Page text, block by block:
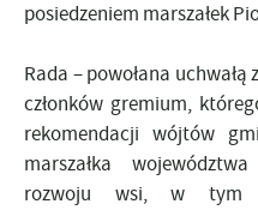
posiedzeniem marszałek
Rada – powołana
członków gremium,
rekomendacji wójtów
marszałka
rozwoju wsi, w tym